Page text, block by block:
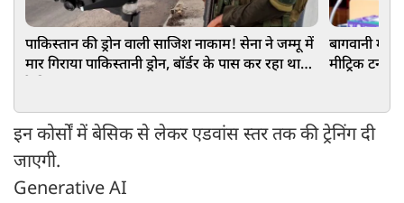
पाकिस्तान की ड्रोन वाली साजिश नाकाम! सेना ने जम्मू में
मार गिराया पाकिस्तानी ड्रोन, बॉर्डर के पास कर रहा था
बागवानी में
मीट्रिक टन
इन कोर्सों में बेसिक से लेकर एडवांस स्तर तक की ट्रेनिंग दी
जाएगी.
Generative AI